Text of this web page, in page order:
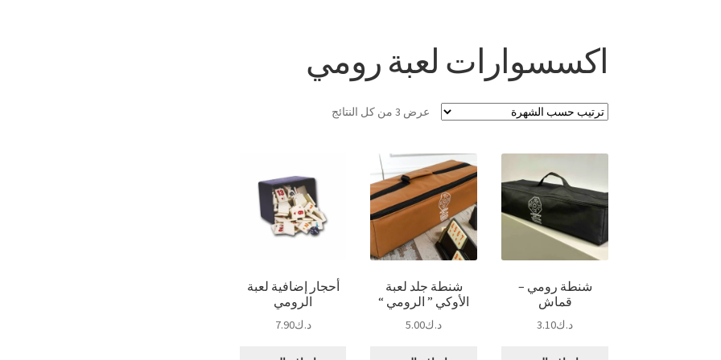
اكسسوارات لعبة رومي
عرض ⁦3⁩ من كل النتائج
شنطة رومي –
قماش
د.ك3.10
شنطة جلد لعبة
الأوكي ” الرومي “
د.ك5.00
أحجار إضافية لعبة
الرومي
د.ك7.90